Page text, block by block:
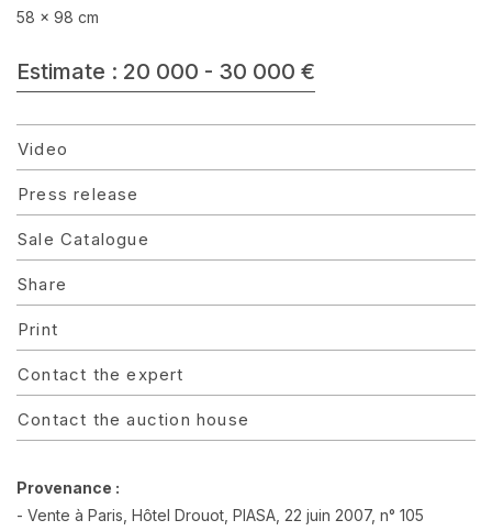
58 x 98 cm
Estimate : 20 000 - 30 000 €
Video
Press release
Sale Catalogue
Share
Print
Contact the expert
Contact the auction house
Provenance :
- Vente à Paris, Hôtel Drouot, PIASA, 22 juin 2007, n° 105